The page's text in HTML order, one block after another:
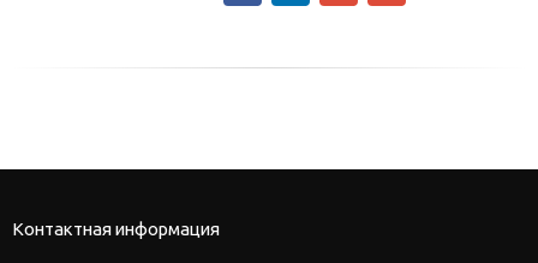
Контактная информация